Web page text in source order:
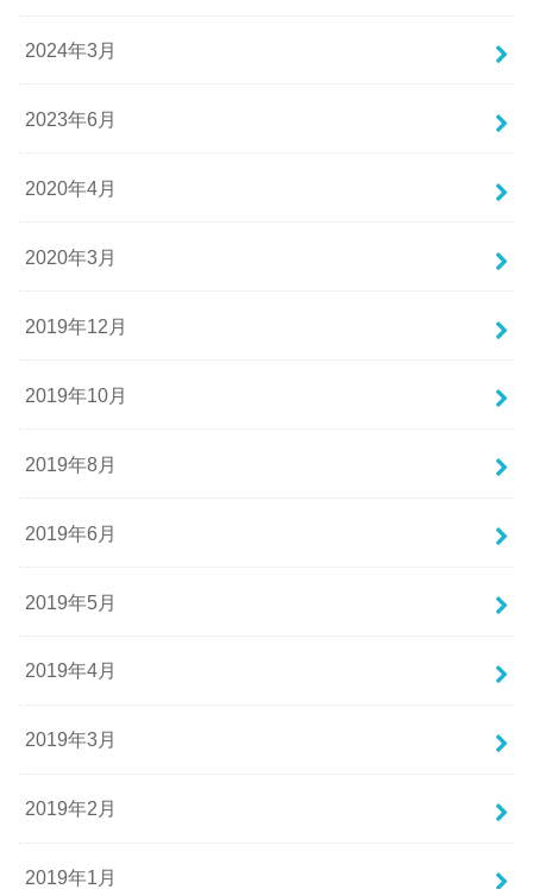
2024年3月
2023年6月
2020年4月
2020年3月
2019年12月
2019年10月
2019年8月
2019年6月
2019年5月
2019年4月
2019年3月
2019年2月
2019年1月